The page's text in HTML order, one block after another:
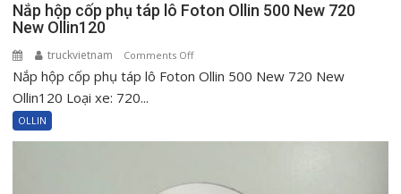
Nắp hộp cốp phụ táp lô Foton Ollin 500 New 720
New Ollin120
truckvietnam Comments Offon
Nắp
Nắp hộp cốp phụ táp lô Foton Ollin 500 New 720 New
Ollin120 Loại xe: 720...
OLLIN